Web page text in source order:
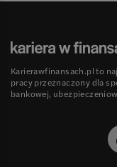
Karierawfinansach.pl to
pracy przeznaczony dla
bankowej,